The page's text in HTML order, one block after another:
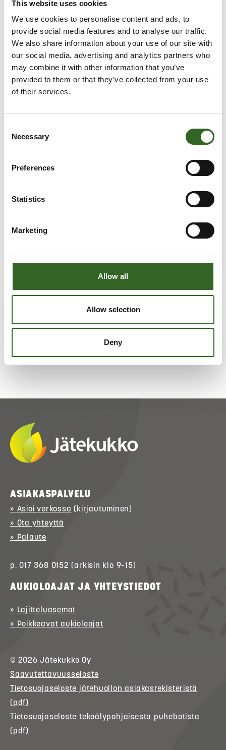
This website uses cookies
We use cookies to personalise content and ads, to
provide social media features and to analyse our traffic.
We also share information about your use of our site with
our social media, advertising and analytics partners who
may combine it with other information that you’ve
provided to them or that they’ve collected from your use
of their services.
Selection
Necessary
Preferences
Statistics
Marketing
Allow all
Allow selection
Deny
LAJITTELUOHJEET
lajitteluohjeet
ASIAKASPALVELU
» Asioi verkossa (kirjautuminen)
» Ota yhteyttä
» Palaute
p. 017 368 0152 (arkisin klo 9–15)
AUKIOLOAJAT JA YHTEYSTIEDOT
» Lajitteluasemat
» Poikkeavat aukioloajat
© 2026Jätekukko Oy
Saavutettavuusseloste
Tietosuojaseloste jätehuollon asiakasrekisteristä
(pdf)
Tietosuojaseloste tekoälypohjaisesta puhebotista
(pdf)